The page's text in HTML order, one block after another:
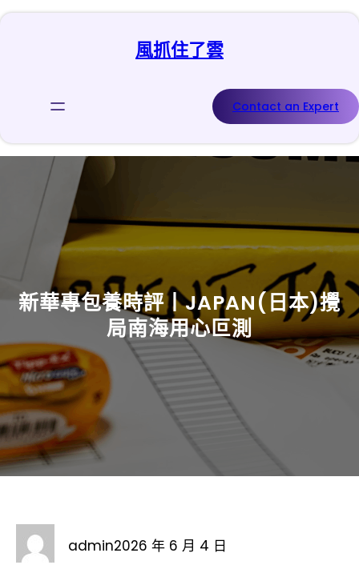
跳
風抓住了雲
Contact an Expert
新華專包養時評丨JAPAN(日本)攪
局南海用心叵測
admin2026 年 6 月 4 日